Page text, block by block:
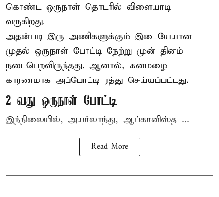
கொண்ட ஒருநாள் தொடரில் விளையாடி
வருகிறது.
அதன்படி இரு அணிகளுக்கும் இடையேயான
முதல் ஒருநாள் போட்டி நேற்று முன் தினம்
நடைபெறவிருந்தது. ஆனால், கனமழை
காரணமாக அப்போட்டி ரத்து செய்யப்பட்டது.
2 வது ஒருநாள் போட்டி
இந்நிலையில், அயர்லாந்து, ஆப்கானிஸ்த ...
Read More